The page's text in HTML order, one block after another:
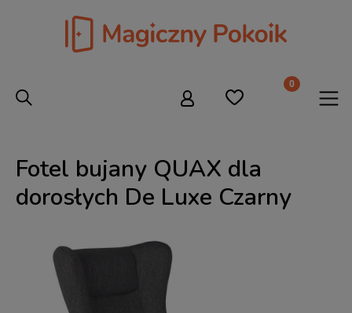
Fotel bujany QUAX dla
dorosłych De Luxe Czarny